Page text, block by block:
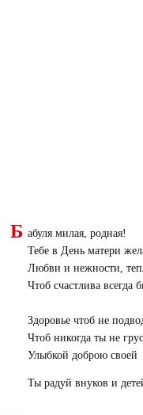
Б абуля милая, родная!
Тебе в День матери
Любви и нежности,
Чтоб счастлива всегда
Здоровье чтоб не
Чтоб никогда ты не
Улыбкой доброю своей
Ты радуй внуков и